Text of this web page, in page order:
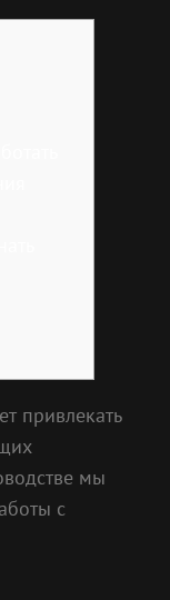
привлекать
мы
с